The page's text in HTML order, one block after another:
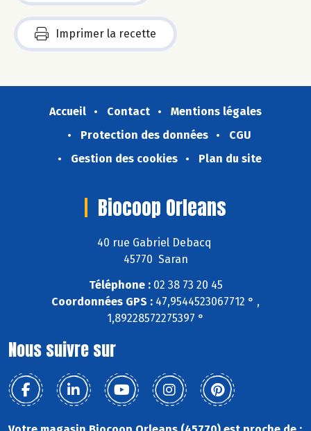
Imprimer la recette
Accueil Contact
Mentions légales
Protection des données
CGU
Gestion des cookies
Plan du site
Biocoop Orleans
40 rue Gabriel Debacq
45770 Saran
Téléphone :02 38 73 20 45
Coordonnées GPS : 47,9544523067712 ° ,
1,89228572275397 °
Nous suivre sur